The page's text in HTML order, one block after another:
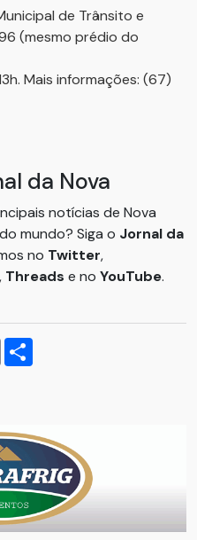
de Trânsito e
(mesmo prédio do
Mais informações: (67)
da Nova
notícias de Nova
mundo? Siga o Jornal da
no Twitter,
, Threads e no YouTube.
Email